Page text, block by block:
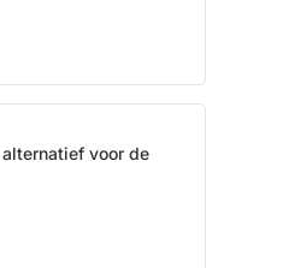
voor de